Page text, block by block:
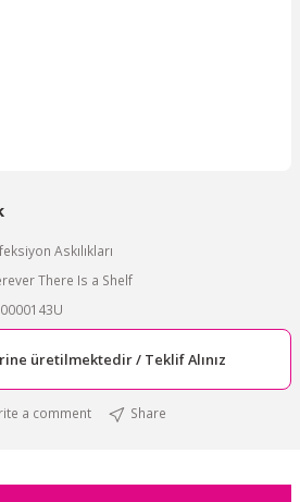
Askılıkları
There Is a Shelf
üretilmektedir / Teklif Alınız
a comment Share